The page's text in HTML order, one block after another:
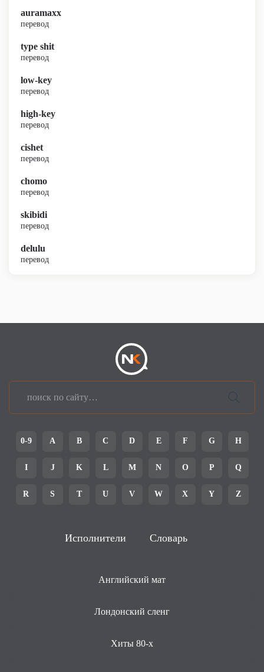
auramaxx
перевод
type shit
перевод
low-key
перевод
high-key
перевод
cishet
перевод
chomo
перевод
skibidi
перевод
delulu
перевод
0-9 A B C D E F G H
I J K L M N O P Q
R S T U V W X Y Z
Исполнители Словарь
Английский мат
Лондонский сленг
Хиты 80-х